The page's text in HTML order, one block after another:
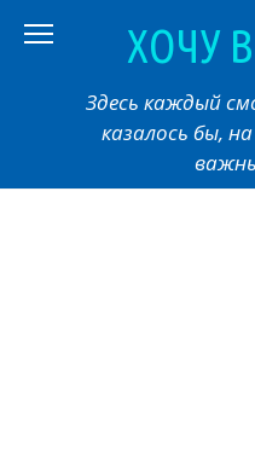
ХОЧУ
Здесь каждый
казалось бы,